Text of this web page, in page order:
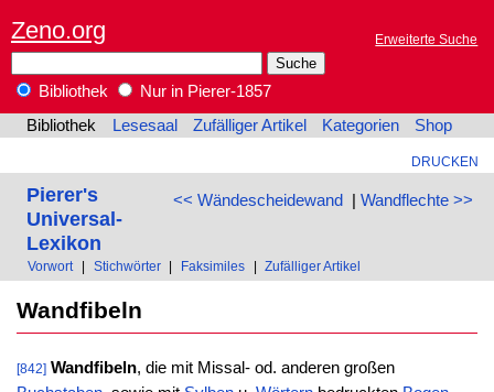
Zeno.org Erweiterte Suche
Bibliothek
Nur in Pierer-1857
Bibliothek
Lesesaal Zufälliger Artikel Kategorien Shop
DRUCKEN
<< Wändescheidewand| Wandflechte >>
Pierer's
Universal-
Lexikon
Vorwort Stichwörter Faksimiles Zufälliger Artikel
Wandfibeln
[842] Wandfibeln, die mit Missal- od. anderen großen